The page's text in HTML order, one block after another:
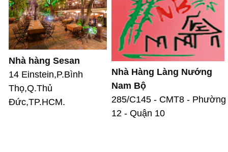
Nhà hàng Sesan
14 Einstein,P.Bình
Thọ,Q.Thủ
Đức,TP.HCM.
Nhà Hàng Làng Nướng
Nam Bộ
285/C145 - CMT8 - Phường
12 - Quận 10